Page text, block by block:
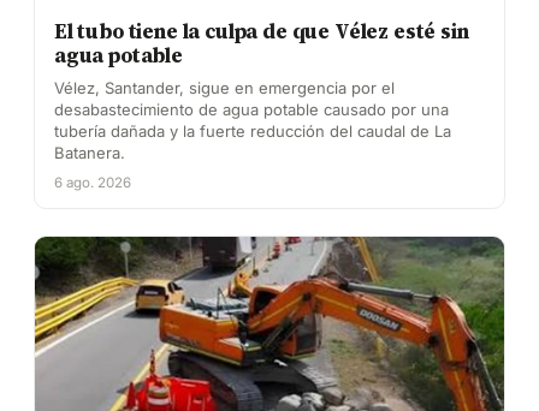
El tubo tiene la culpa de que Vélez esté sin
agua potable
Vélez, Santander, sigue en emergencia por el
desabastecimiento de agua potable causado por una
tubería dañada y la fuerte reducción del caudal de La
Batanera.
6 ago. 2026